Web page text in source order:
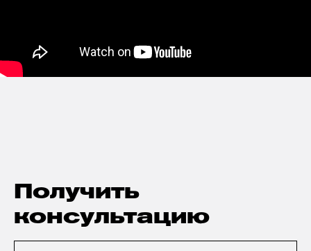
Получить
консультацию